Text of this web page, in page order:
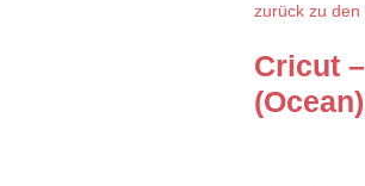
zurück zu den
Cricut
(Ocean)